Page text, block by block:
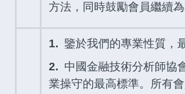
方法，同時鼓勵會員繼續
1. 鑒於我們的專業性質，
2. 中國金融技術分析師協
業操守的最高標準。所有